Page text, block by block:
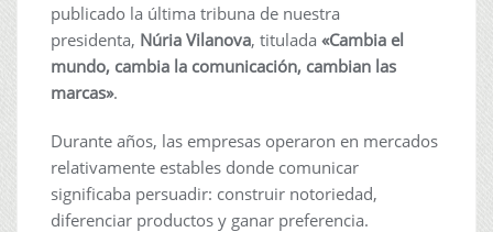
publicado la última tribuna de nuestra
presidenta, Núria Vilanova, titulada «Cambia el
mundo, cambia la comunicación, cambian las
marcas».
Durante años, las empresas operaron en mercados
relativamente estables donde comunicar
significaba persuadir: construir notoriedad,
diferenciar productos y ganar preferencia.